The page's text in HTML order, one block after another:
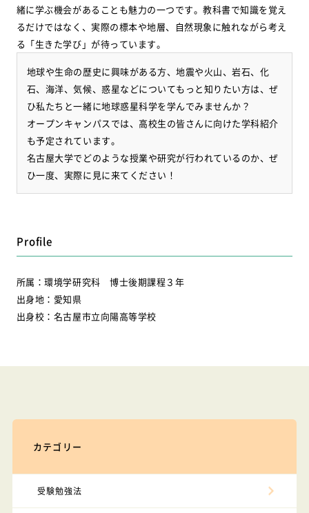
緒に学ぶ機会があることも魅力の一つです。教科書で知識を覚え
るだけではなく、実際の標本や地層、自然現象に触れながら考え
る「生きた学び」が待っています。
地球や生命の歴史に興味がある方、地震や火山、岩石、化
石、海洋、気候、惑星などについてもっと知りたい方は、ぜ
ひ私たちと一緒に地球惑星科学を学んでみませんか？
オープンキャンパスでは、高校生の皆さんに向けた学科紹介
も予定されています。
名古屋大学でどのような授業や研究が行われているのか、ぜ
ひ一度、実際に見に来てください！
Profile
所属：環境学研究科 博士後期課程３年
出身地：愛知県
出身校：名古屋市立向陽高等学校
カテゴリー
受験勉強法